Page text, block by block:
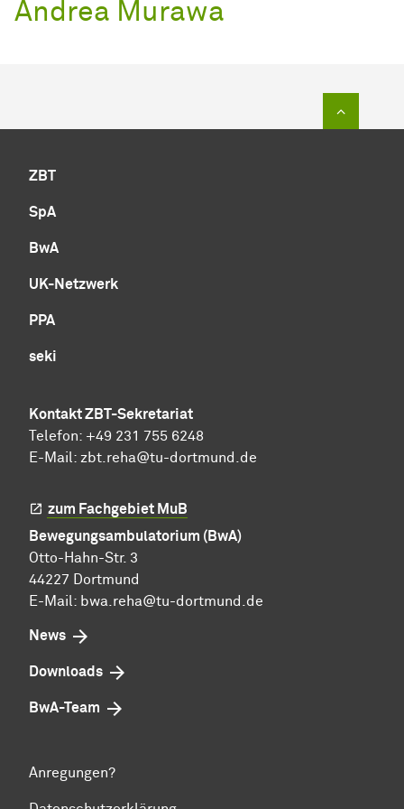
Andrea Murawa
ZBT
SpA
BwA
UK-Netzwerk
PPA
seki
Kontakt ZBT-Sekretariat
Telefon: +49 231 755 6248
E-Mail: zbt.reha@tu-dortmund.de
zum Fachgebiet MuB
Bewegungsambulatorium (BwA)
Otto-Hahn-Str. 3
44227 Dortmund
E-Mail: bwa.reha@tu-dortmund.de
News
Downloads
BwA-Team
Anregungen?